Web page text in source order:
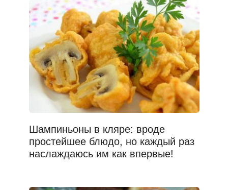
Шампиньоны в кляре: вроде
простейшее блюдо, но каждый раз
наслаждаюсь им как впервые!